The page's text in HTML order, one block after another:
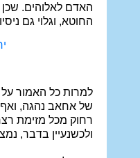
האדם לאלוהים. שכן
החוטא, וגלוי גם
למרות כל האמור
של אחאב נהגה, ואף
רחוק מכל מזימת
ולכשנעיין בדבר,